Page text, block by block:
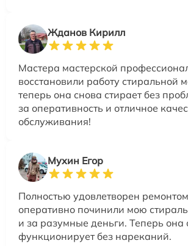
Жданов Кирилл
Мастера мастерской
восстановили работу стиральной
теперь она снова стирает без
за оперативность и отличное
обслуживания!
Мухин Егор
Полностью удовлетворен
оперативно починили мою
и за разумные деньги. Теперь она
функционирует без нареканий.